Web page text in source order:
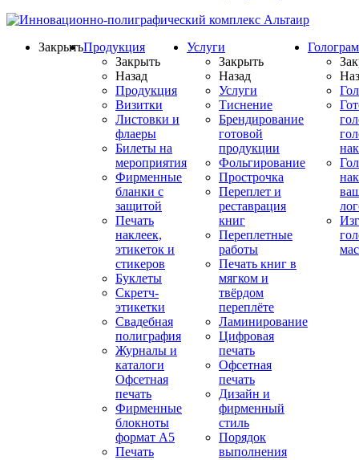
ЗакрытьПродукция
Закрыть
Назад
Продукция
Визитки
Листовки и
флаеры
Билеты на
мероприятия
Фирменные
бланки с
защитой
Печать
наклеек,
этикеток и
стикеров
Буклеты
Скретч-
этикетки
Свадебная
полиграфия
Журналы и
каталоги
Офсетная
печать
Фирменные
блокноты
формат А5
Печать
Услуги
Закрыть
Назад
Услуги
Тиснение
Брендирование
готовой
продукции
Фольгирование
Прострочка
Переплет и
реставрация
книг
Переплетные
работы
Печать книг в
мягком и
твёрдом
переплёте
Ламинирование
Цифровая
печать
Офсетная
печать
Дизайн и
фирменный
стиль
Порядок
выполнения